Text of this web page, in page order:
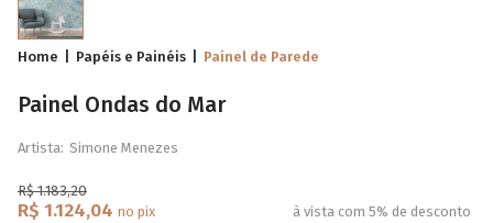
Home Papéis e Painéis Painel de Parede
Painel Ondas do Mar
Artista: Simone Menezes
R$ 1.183,20
R$ 1.124,04 no pix
à vista com 5% de desconto